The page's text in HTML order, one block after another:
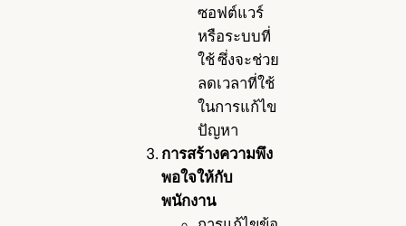
ซอฟต์แวร์
หรือระบบที่
ใช้ ซึ่งจะช่วย
ลดเวลาที่ใช้
ในการแก้ไข
ปัญหา
การสร้างความพึง
พอใจให้กับ
พนักงาน